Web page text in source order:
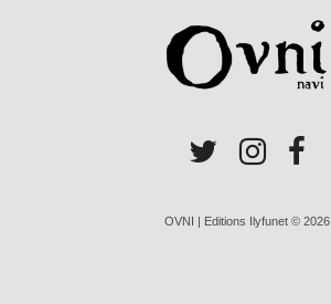
OVNI | Editions Ilyfunet © 2026